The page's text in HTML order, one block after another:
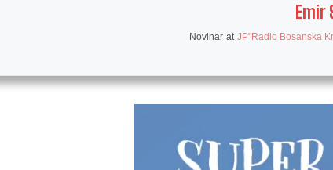
Emir
Novinar at JP"Radio Bosanska